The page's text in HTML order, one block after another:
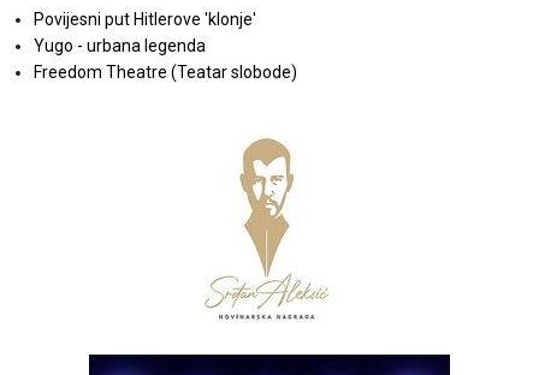
Povijesni put Hitlerove 'klonje'
Yugo - urbana legenda
Freedom Theatre (Teatar slobode)